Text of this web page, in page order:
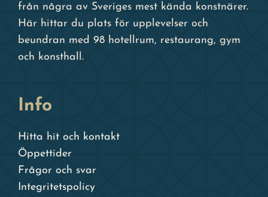
från några av Sveriges mest kända konstnärer.
Här hittar du plats för upplevelser och
beundran med 98 hotellrum, restaurang, gym
och konsthall.
Info
Hitta hit och kontakt
Öppettider
Frågor och svar
Integritetspolicy